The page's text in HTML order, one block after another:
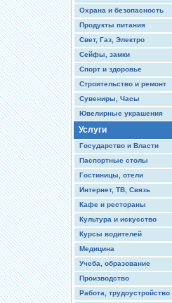
Охрана и безопасность
Продукты питания
Свет, Газ, Электро
Сейфы, замки
Спорт и здоровье
Строительство и ремонт
Сувениры, Часы
Ювелирные украшения
Услуги
Государство и Власти
Паспортные столы
Гостиницы, отели
Интернет, ТВ, Связь
Кафе и рестораны
Культура и искусство
Курсы водителей
Медицина
Учеба, образование
Производство
Работа, трудоустройство